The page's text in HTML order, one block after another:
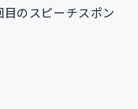
のスピーチスポン